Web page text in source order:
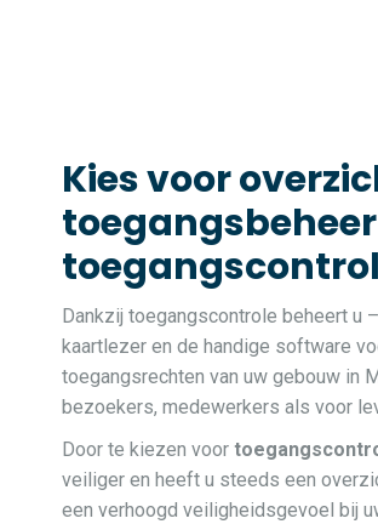
Kies voor
Dankzij toegangscontrole beheert u
kaartlezer en de handige software
toegangsrechten van uw gebouw in
bezoekers, medewerkers als voor
Door te kiezen voor
veiliger en heeft u steeds een
een verhoogd veiligheidsgevoel bij